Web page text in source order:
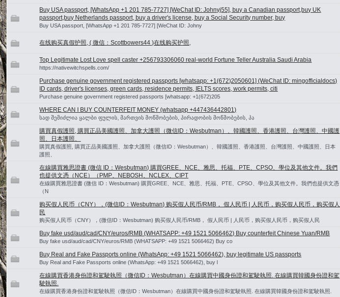
Buy USA passport, [WhatsApp +1 201 785-7727] [WeChat ID: Johnyj55], buy a Canadian passport,buy UK
passport,buy Netherlands passport, buy a driver's license, buy a Social Security number, buy
Buy USA passport, [WhatsApp +1 201 785-7727] [WeChat ID: Johny
在线购买真假护照, ( 微信：Scottbowers44 )在线购买护照,
Top Legitimate Lost Love spell caster +256793306060 real-world Fortune Teller Australia Saudi Arabia
https://nativewitchspells.com/
Purchase genuine government registered passports [whatsapp: +1(672)2050601] (WeChat ID: mingofficialdocs)
ID cards, driver's licenses, green cards, residence permits, IELTS scores, work permits, citi
Purchase genuine government registered passports [whatsapp: +1(672)205
WHERE CAN I BUY COUNTERFEIT MONEY (‪whatsapp +447436442801)
სად შემიძლია ყალბი ფულის, მართვის მოწმობების, პირადობის მოწმობების, პა
購買真假護照, 購買正品美國護照、加拿大護照（微信ID：Wesbutman）、韓國護照、香港護照、台灣護照、中國護
照、日本護照、
購買真假護照, 購買正品美國護照、加拿大護照（微信ID：Wesbutman）、韓國護照、香港護照、台灣護照、中國護照、日本
護照、
在線購買雅思證書 (微信 ID：Wesbutman) 購買GREE、NCE、雅思、托福、PTE、CPSO、學位及其他文件。我們
也提供文憑（NCE）（PMP、NEBOSH、NCLEX、CIPT
在線購買雅思證書 (微信 ID：Wesbutman) 購買GREE、NCE、雅思、托福、PTE、CPSO、學位及其他文件。我們也提供文憑
（N
购买假人民币（CNY），(微信ID：Wesbutman) 购买假人民币/RMB， 假人民币 | 人民币，购买假人民币，购买假人
民
购买假人民币（CNY），(微信ID：Wesbutman) 购买假人民币/RMB， 假人民币 | 人民币，购买假人民币，购买假人民
Buy fake usd/aud/cad/CNY/euros/RMB (WHATSAPP: +49 1521 5066462) Buy counterfeit Chinese Yuan/RMB
Buy fake usd/aud/cad/CNY/euros/RMB (WHATSAPP: +49 1521 5066462) Buy co
Buy Real and Fake Passports online (WhatsApp: +49 1521 5066462), buy legitimate US passports
Buy Real and Fake Passports online (WhatsApp: +49 1521 5066462), buy l
在線購買香港身份證和駕駛執照（微信ID：Wesbutman）在線購買中國身份證和駕駛執照. 在線購買韓國身份證和駕
駛執照.
在線購買香港身份證和駕駛執照（微信ID：Wesbutman）在線購買中國身份證和駕駛執照. 在線購買韓國身份證和駕駛執照.